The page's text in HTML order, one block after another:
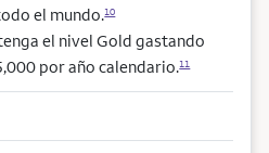
el mundo.10
el nivel Gold gastando
por año calendario.11